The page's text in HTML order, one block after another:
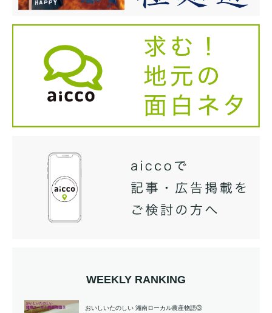
WEEKLY RANKING
おいしいたのしい 湘南ローカル農産物語③